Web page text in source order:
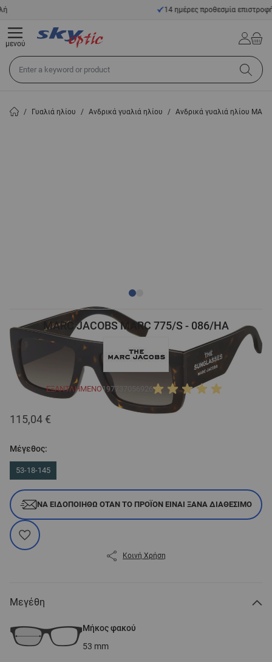
Μετάβαση στο περιεχόμενο14 ημέρες προθεσμία επιστροφής
Αναζήτηση σε όλο το κατάστημα...
μενού
/ Γυαλιά ηλίου / Ανδρικά γυαλιά ηλίου / Ανδρικά γυαλιά ηλίου
MARC JACOBS MARC 775/S - 086/HA
ΕΞΑΝΤΛΗΜΈΝΟ197737056926
115,04 €
Μέγεθος:
53-18-145
ΝΑ ΕΙΔΟΠΟΙΗΘΏ ΌΤΑΝ ΤΟ ΠΡΟΪΌΝ ΕΊΝΑΙ ΞΑΝΆ ΔΙΑΘΈΣΙΜΟ
Κοινή Χρήση
Μεγέθη
Μήκος φακού
53 mm